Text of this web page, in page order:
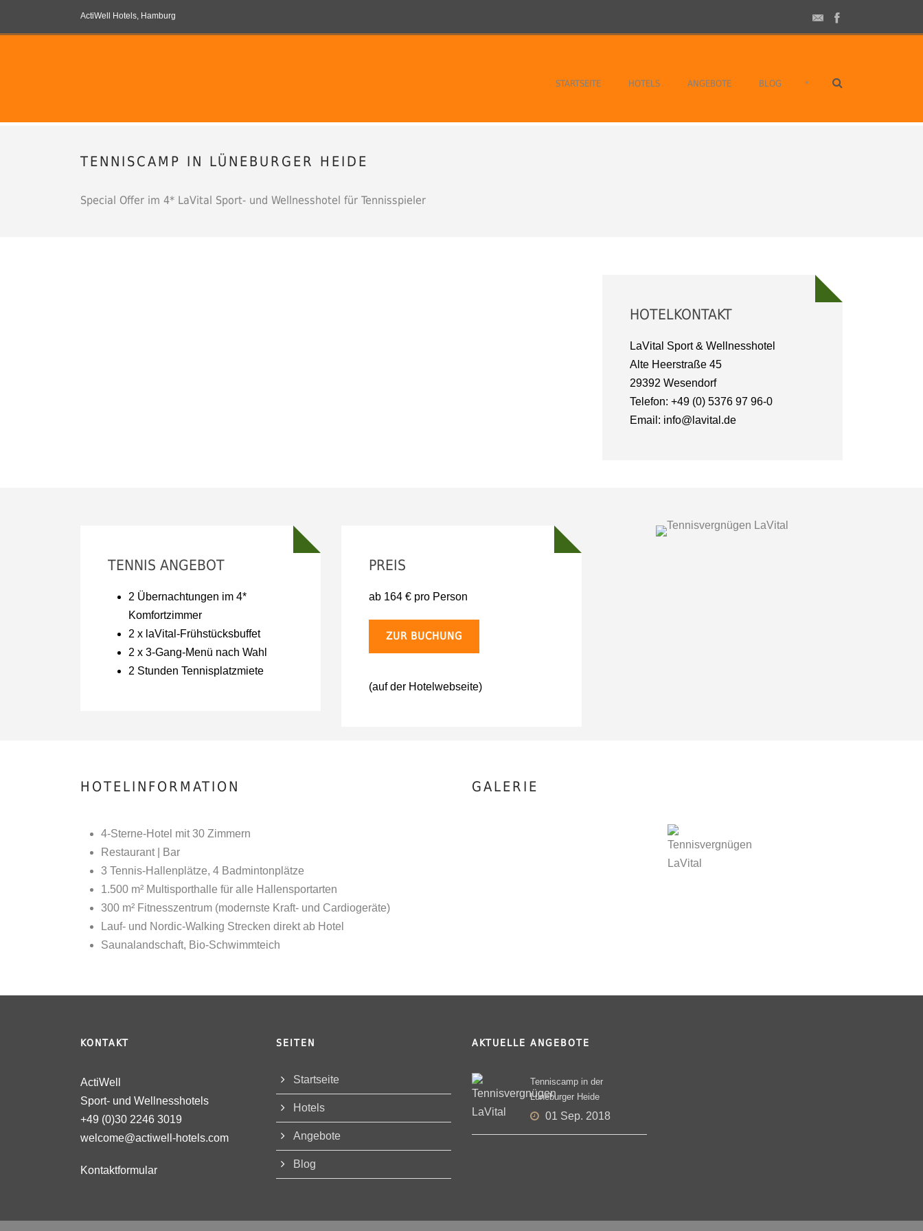
ActiWell Hotels, Hamburg
STARTSEITE HOTELS ANGEBOTE BLOG •
TENNISCAMP IN LÜNEBURGER HEIDE
Special Offer im 4* LaVital Sport- und Wellnesshotel für Tennisspieler
HOTELKONTAKT
LaVital Sport & Wellnesshotel
Alte Heerstraße 45
29392 Wesendorf
Telefon: +49 (0) 5376 97 96-0
Email: info@lavital.de
TENNIS ANGEBOT
2 Übernachtungen im 4*
Komfortzimmer
2 x laVital-Frühstücksbuffet
2 x 3-Gang-Menü nach Wahl
2 Stunden Tennisplatzmiete
PREIS
ab 164 € pro Person
ZUR BUCHUNG
(auf der Hotelwebseite)
HOTELINFORMATION
4-Sterne-Hotel mit 30 Zimmern
Restaurant | Bar
3 Tennis-Hallenplätze, 4 Badmintonplätze
1.500 m² Multisporthalle für alle Hallensportarten
300 m² Fitnesszentrum (modernste Kraft- und Cardiogeräte)
Lauf- und Nordic-Walking Strecken direkt ab Hotel
Saunalandschaft, Bio-Schwimmteich
GALERIE
KONTAKT
ActiWell
Sport- und Wellnesshotels
+49 (0)30 2246 3019
welcome@actiwell-hotels.com
Kontaktformular
SEITEN
Startseite
Hotels
Angebote
Blog
AKTUELLE ANGEBOTE
Tenniscamp in der
Lüneburger Heide
01 Sep. 2018